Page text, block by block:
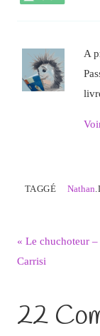
A
TAGGÉ Nathan
« Le chuchoteur
Carrisi
22